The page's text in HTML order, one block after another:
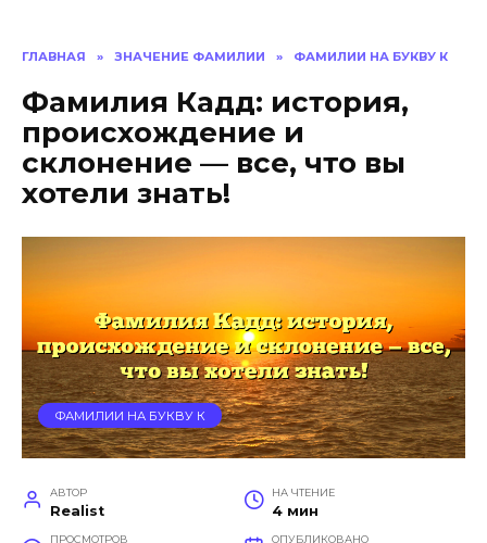
ГЛАВНАЯ » ЗНАЧЕНИЕ ФАМИЛИИ » ФАМИЛИИ НА БУКВУ К
Фамилия Кадд: история,
происхождение и
склонение — все, что вы
хотели знать!
ФАМИЛИИ НА БУКВУ К
АВТОР
Realist
НА ЧТЕНИЕ
4 мин
ПРОСМОТРОВ ОПУБЛИКОВАНО